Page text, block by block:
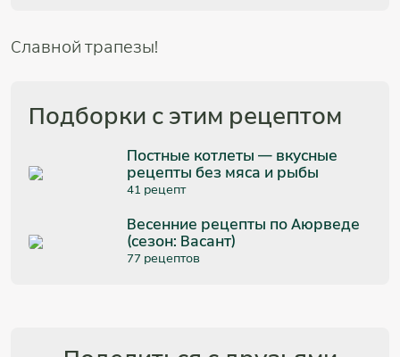
Славной трапезы!
Подборки с этим рецептом
Постные котлеты — вкусные
рецепты без мяса и рыбы
41 рецепт
Весенние рецепты по Аюрведе
(сезон: Васант)
77 рецептов